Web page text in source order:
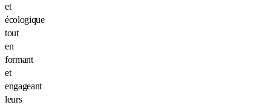
et
écologique
tout
en
formant
et
engageant
leurs